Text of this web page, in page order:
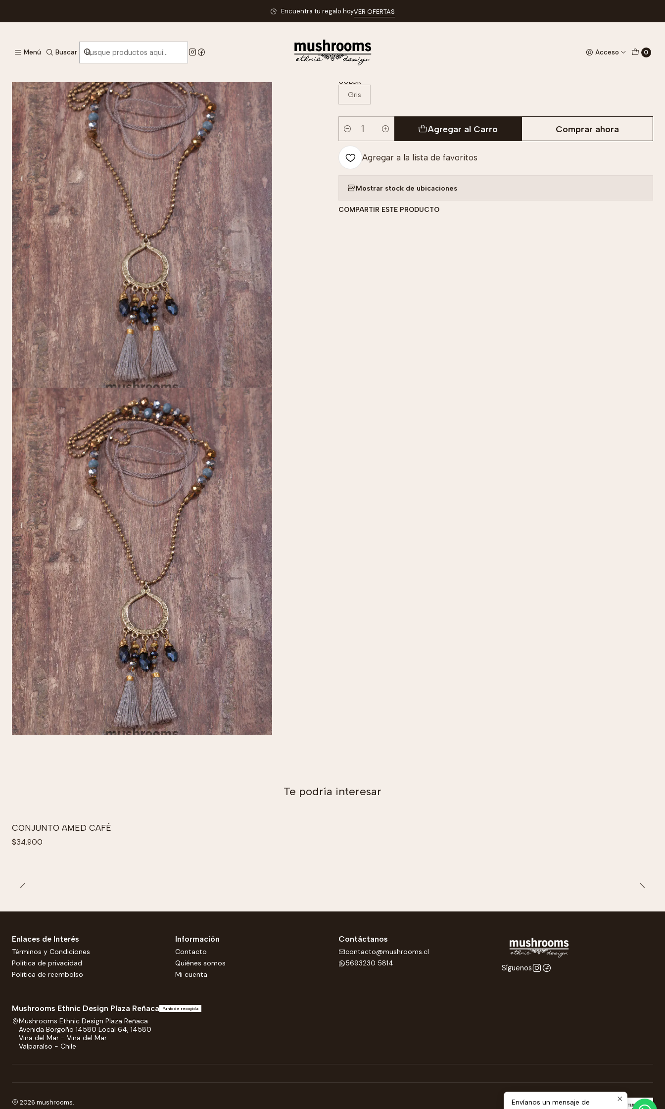
Menú Buscar Acceso 0
Encuentra tu regalo hoyVER OFERTAS
Accesorios y Bolsos Collares Collar Beads Metal Crystal
|
Collar Beads Metal Crystal
COLOR
Gris
Cantidad
Agregar al Carro Comprar ahora
Agregar a la lista de favoritos
Mostrar stock de ubicaciones
COMPARTIR ESTE PRODUCTO
Te podría interesar
CONJUNTO AMED CAFÉ
$34.900
Enlaces de Interés
Términos y Condiciones
Política de privacidad
Politica de reembolso
Información
Contacto
Quiénes somos
Mi cuenta
Contáctanos
contacto@mushrooms.cl
5693230 5814
Síguenos
Mushrooms Ethnic Design Plaza Reñaca Punto de recogida
Mushrooms Ethnic Design Plaza Reñaca
Avenida Borgoño 14580 Local 64, 14580
Viña del Mar - Viña del Mar
Valparaíso - Chile
2026 mushrooms.
Envíanos un mensaje de